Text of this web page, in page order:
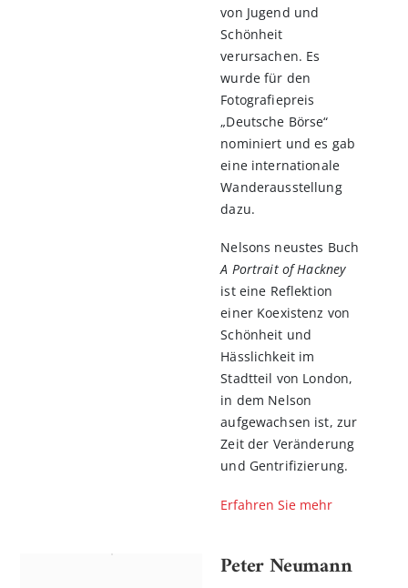
von Jugend und
Schönheit
verursachen. Es
wurde für den
Fotografiepreis
„Deutsche Börse“
nominiert und es gab
eine internationale
Wanderausstellung
dazu.
Nelsons neustes Buch
A Portrait of Hackney
ist eine Reflektion
einer Koexistenz von
Schönheit und
Hässlichkeit im
Stadtteil von London,
in dem Nelson
aufgewachsen ist, zur
Zeit der Veränderung
und Gentrifizierung.
Erfahren Sie mehr
Peter Neumann